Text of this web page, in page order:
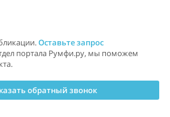
Оставьте запрос
портала Румфи.ру, мы поможем
обратный звонок